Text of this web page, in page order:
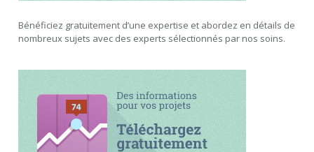
Bénéficiez gratuitement d’une expertise et abordez en détails de
nombreux sujets avec des experts sélectionnés par nos soins.